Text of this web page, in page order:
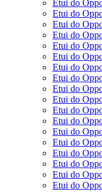
Etui do
Etui do
Etui do
Etui do
Etui do
Etui do
Etui do
Etui do
Etui do
Etui do
Etui do
Etui do
Etui do
Etui do
Etui do
Etui do
Etui do
Etui do